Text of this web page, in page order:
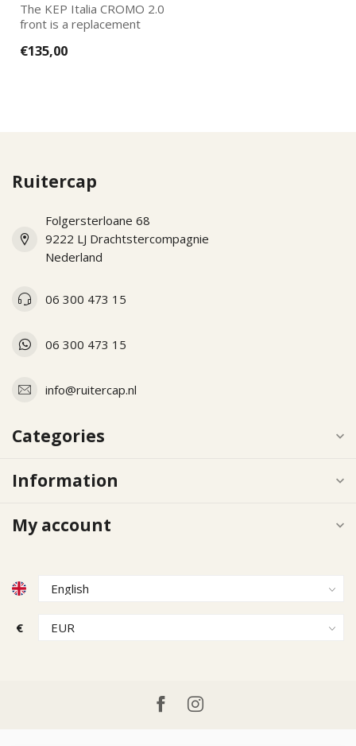
The KEP Italia CROMO 2.0
front is a replacement
Italias. Ea...
€135,00
Ruitercap
Folgersterloane 68
9222 LJ Drachtstercompagnie
Nederland
06 300 473 15
06 300 473 15
info@ruitercap.nl
Categories
Information
My account
€